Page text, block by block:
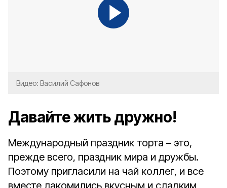
Видео: Василий Сафонов
Давайте жить дружно!
Международный праздник торта – это,
прежде всего, праздник мира и дружбы.
Поэтому пригласили на чай коллег, и все
вместе лакомились вкусным и сладким